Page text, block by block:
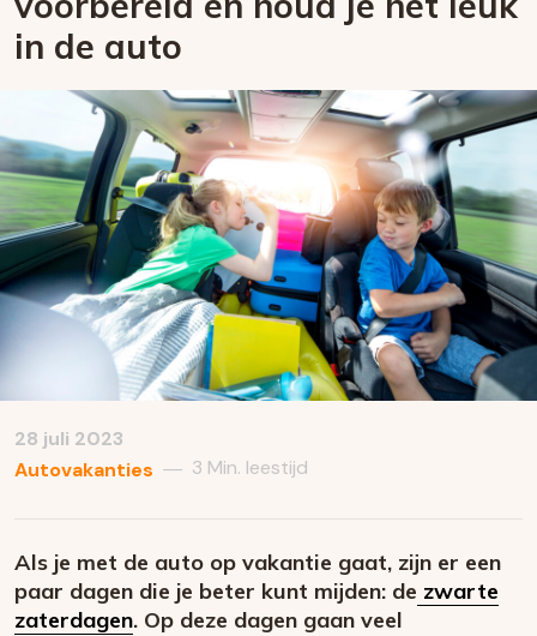
in de auto
28 juli 2023
Autovakanties — 3 Min. leestijd
Als je met de auto op vakantie gaat, zijn er een
paar dagen die je beter kunt mijden: de zwarte
zaterdagen. Op deze dagen gaan veel